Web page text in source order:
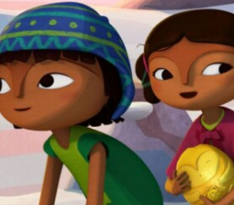
RÉSERVATION